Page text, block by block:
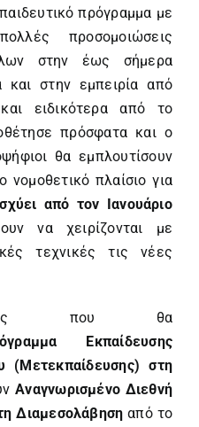
πρόγραμμα με
προσομοιώσεις
στην έως σήμερα
και στην εμπειρία από
ειδικότερα από το
πρόσφατα και ο
θα εμπλουτίσουν
νομοθετικό πλαίσιο για
από τον Ιανουάριο
να χειρίζονται με
τεχνικές τις νέες
που θα
Εκπαίδευσης
(Μετεκπαίδευσης) στη
Αναγνωρισμένο Διεθνή
Διαμεσολάβησηαπό το